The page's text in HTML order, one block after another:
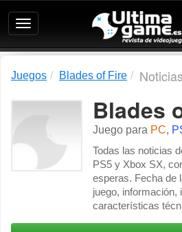
Ultimagame:
Revista
de
Juegos Blades of Fire
Blades
Juego para PC,
Todas las noticias
PS5 y Xbox SX,
esperas. Fecha de
juego, información,
características